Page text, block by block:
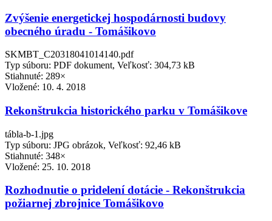
Zvýšenie energetickej hospodárnosti budovy
obecného úradu - Tomášikovo
SKMBT_C20318041014140.pdf
Typ súboru: PDF dokument, Veľkosť: 304,73 kB
Stiahnuté: 289×
Vložené: 10. 4. 2018
Rekonštrukcia historického parku v Tomášikove
tábla-b-1.jpg
Typ súboru: JPG obrázok, Veľkosť: 92,46 kB
Stiahnuté: 348×
Vložené: 25. 10. 2018
Rozhodnutie o pridelení dotácie - Rekonštrukcia
požiarnej zbrojnice Tomášikovo